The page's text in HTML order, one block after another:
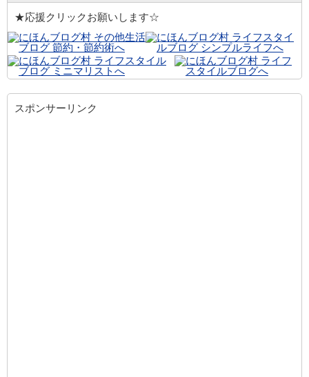
★応援クリックお願いします☆
スポンサーリンク